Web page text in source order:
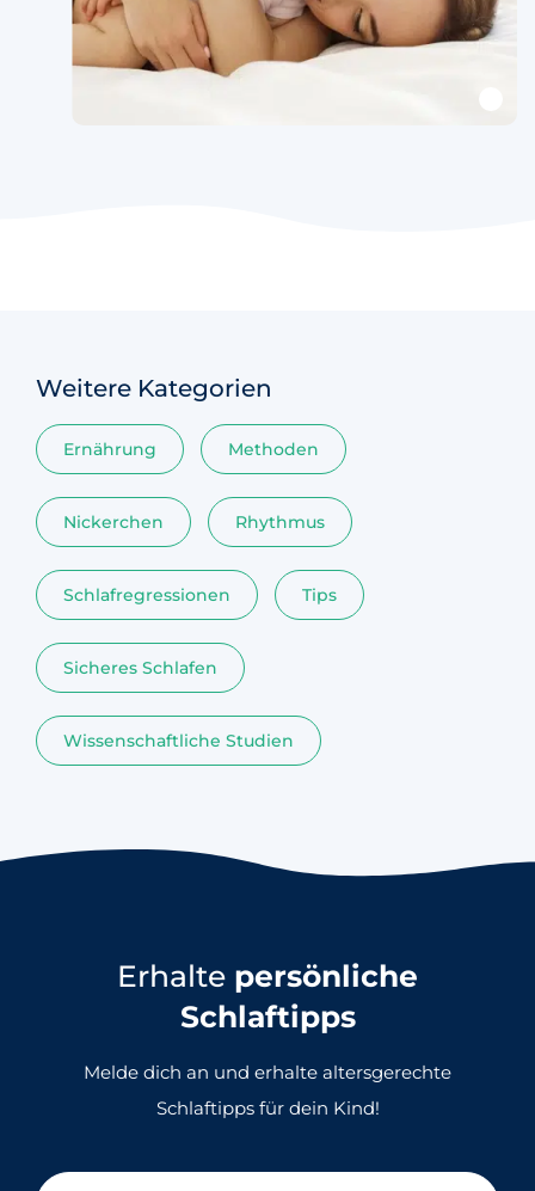
Weitere Kategorien
Ernährung Methoden
Nickerchen Rhythmus
Schlafregressionen Tips
Sicheres Schlafen
Wissenschaftliche Studien
Erhalte persönliche
Schlaftipps
Melde dich an und erhalte altersgerechte
Schlaftipps für dein Kind!